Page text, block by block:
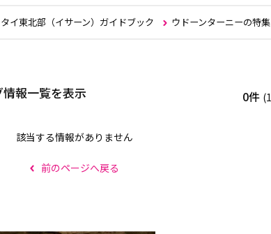
タイ東北部（イサーン）ガイドブック ウドーンターニーの特集
報一覧を表示 0件
該当する情報がありません
前のページへ戻る